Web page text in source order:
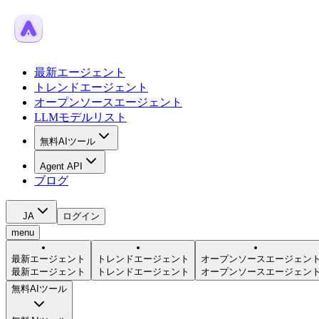
最新エージェント
トレンドエージェント
オープンソースエージェント
LLMモデルリスト
無料AIツール
Agent API
ブログ
JA
ログイン
menu
最新エージェント
最新エージェント
トレンドエージェント
トレンドエージェント
オープンソースエージェント
オープンソースエージェント
無料AIツール